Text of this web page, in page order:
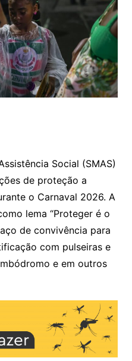
Social (SMAS)
de proteção a
o Carnaval 2026. A
lema “Proteger é o
de convivência para
com pulseiras e
e em outros